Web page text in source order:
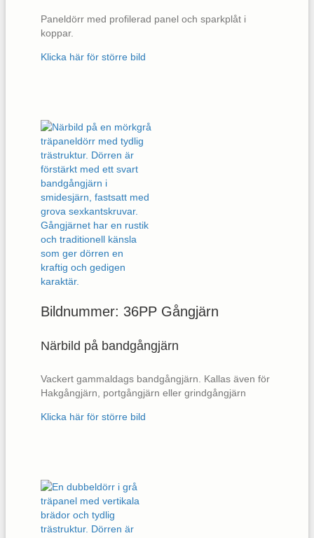
Paneldörr med profilerad panel och sparkplåt i
koppar.
Klicka här för större bild
Bildnummer: 36PP Gångjärn
Närbild på bandgångjärn
Vackert gammaldags bandgångjärn. Kallas även för
Hakgångjärn, portgångjärn eller grindgångjärn
Klicka här för större bild